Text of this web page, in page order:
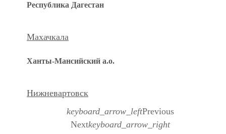
Республика Дагестан
Махачкала
Ханты-Мансийский а.о.
Нижневартовск
keyboard_arrow_leftPrevious
Nextkeyboard_arrow_right